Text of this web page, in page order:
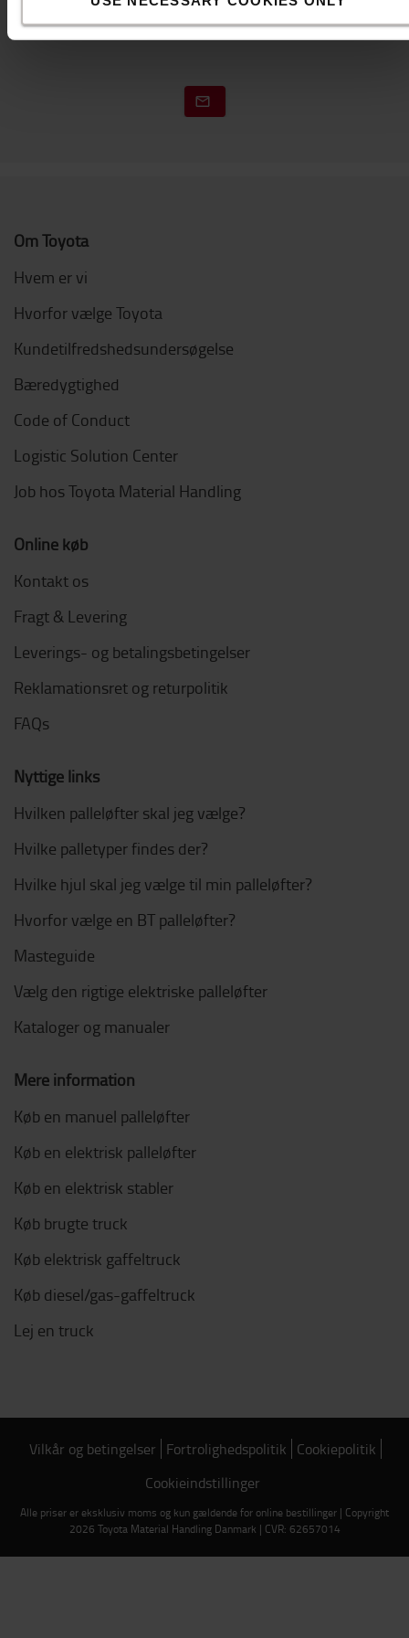
Kontakt os
Om Toyota
Hvem er vi
Hvorfor vælge Toyota
Kundetilfredshedsundersøgelse
Bæredygtighed
Code of Conduct
Logistic Solution Center
Job hos Toyota Material Handling
Online køb
Kontakt os
Fragt & Levering
Leverings- og betalingsbetingelser
Reklamationsret og returpolitik
FAQs
Nyttige links
Hvilken palleløfter skal jeg vælge?
Hvilke palletyper findes der?
Hvilke hjul skal jeg vælge til min palleløfter?
Hvorfor vælge en BT palleløfter?
Masteguide
Vælg den rigtige elektriske palleløfter
Kataloger og manualer
Mere information
Køb en manuel palleløfter
Køb en elektrisk palleløfter
Køb en elektrisk stabler
Køb brugte truck
Køb elektrisk gaffeltruck
Køb diesel/gas-gaffeltruck
Lej en truck
Vilkår og betingelser Fortrolighedspolitik Cookiepolitik
Cookieindstillinger
Alle priser er eksklusiv moms og kun gældende for online bestillinger | Copyright
2026 Toyota Material Handling Danmark | CVR: 62657014